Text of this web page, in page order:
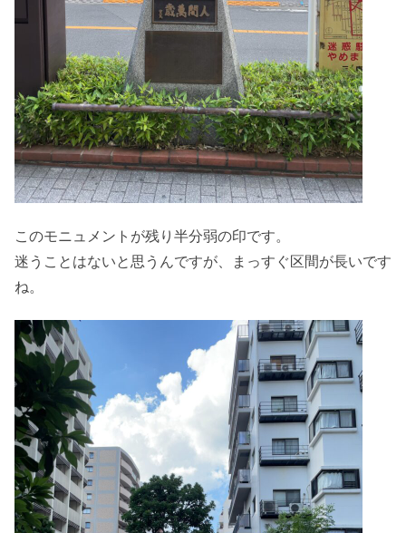
このモニュメントが残り半分弱の印です。
迷うことはないと思うんですが、まっすぐ区間が長いです
ね。